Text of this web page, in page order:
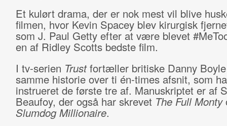
Et kulørt drama, der er nok mest vil blive
filmen, hvor Kevin Spacey blev kirurgisk
som J. Paul Getty efter at være blevet
en af Ridley Scotts bedste film.
I tv-serien Trustfortæller britiske Danny
samme historie over ti én-times afsnit, som
instrueret de første tre af. Manuskriptet er af
Beaufoy, der også har skrevet The Full Monty
Slumdog Millionaire.